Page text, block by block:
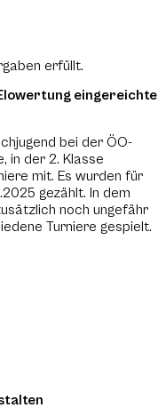
erfüllt.
eingereichte
bei der ÖO-
in der 2. Klasse
mit. Es wurden für
gezählt. In dem
noch ungefähr
Turniere gespielt.